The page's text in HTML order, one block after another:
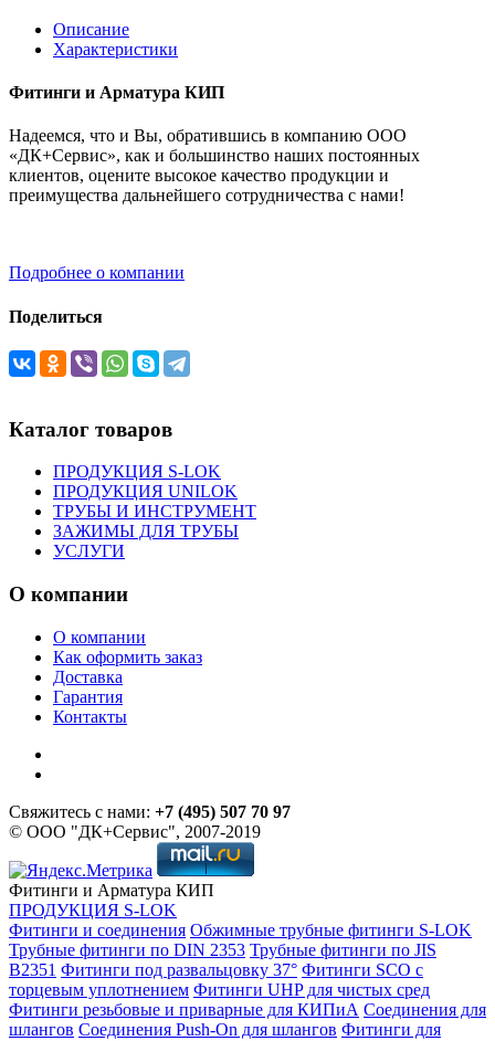
Описание
Характеристики
Фитинги и Арматура КИП
Надеемся, что и Вы, обратившись в компанию ООО
«ДК+Сервис», как и большинство наших постоянных
клиентов, оцените высокое качество продукции и
преимущества дальнейшего сотрудничества с нами!
Подробнее о компании
Поделиться
Каталог товаров
ПРОДУКЦИЯ S-LOK
ПРОДУКЦИЯ UNILOK
ТРУБЫ И ИНСТРУМЕНТ
ЗАЖИМЫ ДЛЯ ТРУБЫ
УСЛУГИ
О компании
О компании
Как оформить заказ
Доставка
Гарантия
Контакты
Свяжитесь с нами: +7 (495) 507 70 97
© ООО "ДК+Сервис", 2007-2019
Фитинги и Арматура КИП
ПРОДУКЦИЯ S-LOK
Фитинги и соединения Обжимные трубные фитинги S-LOK
Трубные фитинги по DIN 2353 Трубные фитинги по JIS
B2351 Фитинги под развальцовку 37° Фитинги SCO с
торцевым уплотнением Фитинги UHP для чистых сред
Фитинги резьбовые и приварные для КИПиА Соединения для
шлангов Соединения Push-On для шлангов Фитинги для